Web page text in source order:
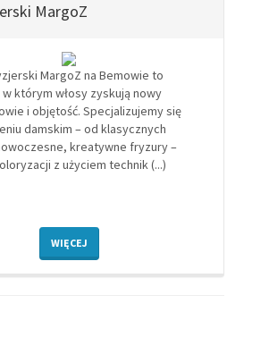
MargoZ
MargoZ na Bemowie to
którym włosy zyskują nowy
i objętość. Specjalizujemy się
damskim – od klasycznych
kreatywne fryzury –
z użyciem technik (...)
WIĘCEJ